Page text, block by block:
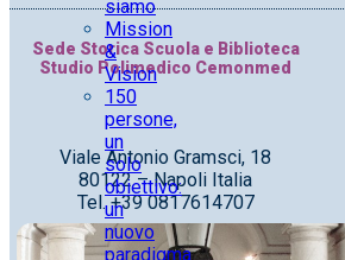
siamo
Mission
&
Vision
150
persone,
un
solo
obiettivo:
un
nuovo
paradigma
Sede Storica Scuola e Biblioteca
Studio Polimedico Cemonmed
Viale Antonio Gramsci, 18
80122 – Napoli Italia
Tel. +39 0817614707